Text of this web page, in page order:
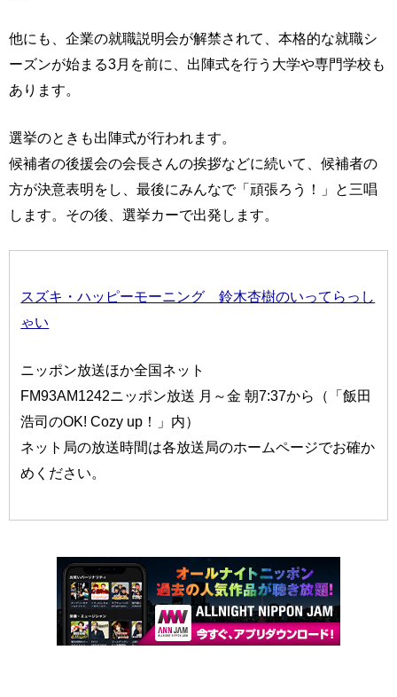
他にも、企業の就職説明会が解禁されて、本格的な就職シ
ーズンが始まる3月を前に、出陣式を行う大学や専門学校も
あります。
選挙のときも出陣式が行われます。
候補者の後援会の会長さんの挨拶などに続いて、候補者の
方が決意表明をし、最後にみんなで「頑張ろう！」と三唱
します。その後、選挙カーで出発します。
スズキ・ハッピーモーニング 鈴木杏樹のいってらっし
ゃい
ニッポン放送ほか全国ネット
FM93AM1242ニッポン放送 月～金 朝7:37から（「飯田
浩司のOK! Cozy up！」内）
ネット局の放送時間は各放送局のホームページでお確か
めください。